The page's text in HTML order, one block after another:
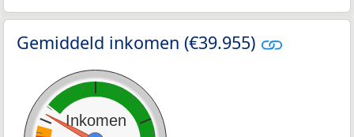
Gemiddeld inkomen (€39.955)
Inkomen